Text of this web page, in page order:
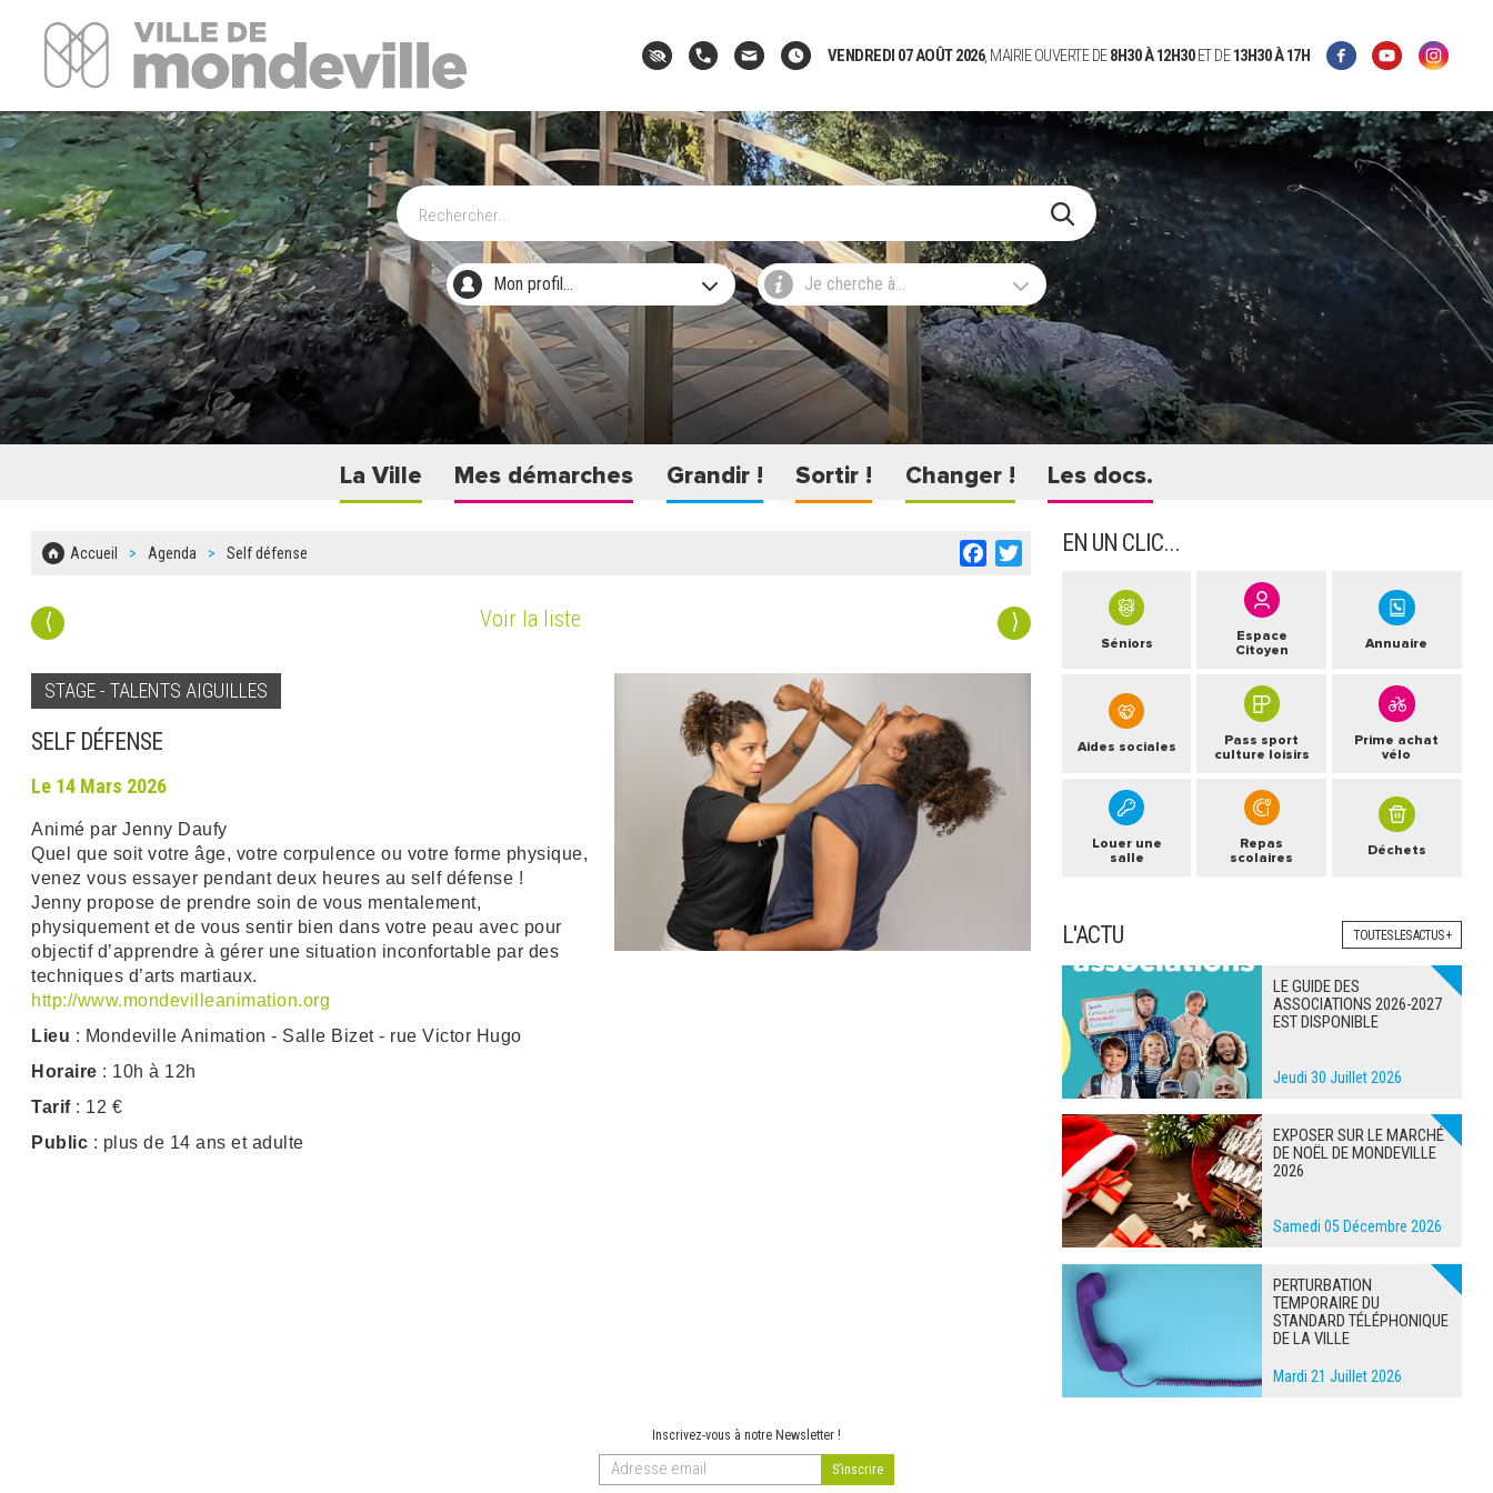
Site Officiel de la ville de Mondeville
VENDREDI 07 AOÛT 2026, MAIRIE OUVERTE DE8H30 À 12H30ET DE13H30 À 17H
Mon profil... Je cherche à...
La Ville Mes démarches Grandir ! Sortir ! Changer ! Les docs.
FacebookTwitter
Accueil Agenda Self défense
⟨ Voir la liste ⟩
STAGE - TALENTS AIGUILLES
SELF DÉFENSE
Le 14 Mars 2026
Animé par Jenny Daufy
Quel que soit votre âge, votre corpulence ou votre forme physique,
venez vous essayer pendant deux heures au self défense !
Jenny propose de prendre soin de vous mentalement,
physiquement et de vous sentir bien dans votre peau avec pour
objectif d’apprendre à gérer une situation inconfortable par des
techniques d’arts martiaux.
http://www.mondevilleanimation.org
Lieu : Mondeville Animation - Salle Bizet - rue Victor Hugo
Horaire : 10h à 12h
Tarif: 12 €
Public : plus de 14 ans et adulte
EN UN CLIC...
Séniors
Espace
Citoyen
Annuaire
Aides sociales
Pass sport
culture loisirs
Prime achat
vélo
Louer une
salle
Repas
scolaires
Déchets
L'ACTU TOUTES LES ACTUS +
LE GUIDE DES
ASSOCIATIONS 2026-2027
EST DISPONIBLE
Jeudi 30 Juillet 2026
EXPOSER SUR LE MARCHÉ
DE NOËL DE MONDEVILLE
2026
Samedi 05 Décembre 2026
PERTURBATION
TEMPORAIRE DU
STANDARD TÉLÉPHONIQUE
DE LA VILLE
Mardi 21 Juillet 2026
Inscrivez-vous à notre Newsletter !